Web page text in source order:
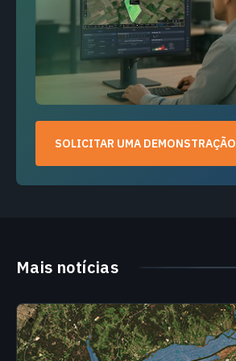
SOLICITAR UMA DEMONSTRAÇÃO
Mais notícias